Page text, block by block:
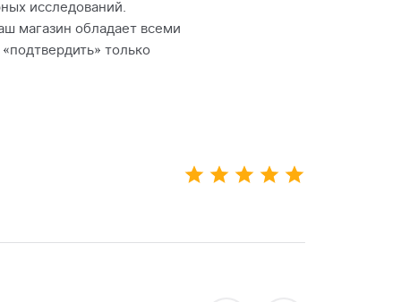
исследований.
магазин обладает всеми
только